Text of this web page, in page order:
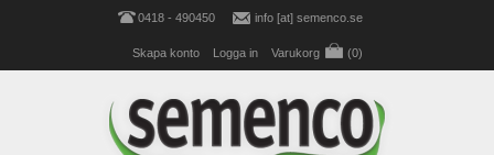
0418 - 490450 info [at] semenco.se
Skapa konto Logga in Varukorg (0)